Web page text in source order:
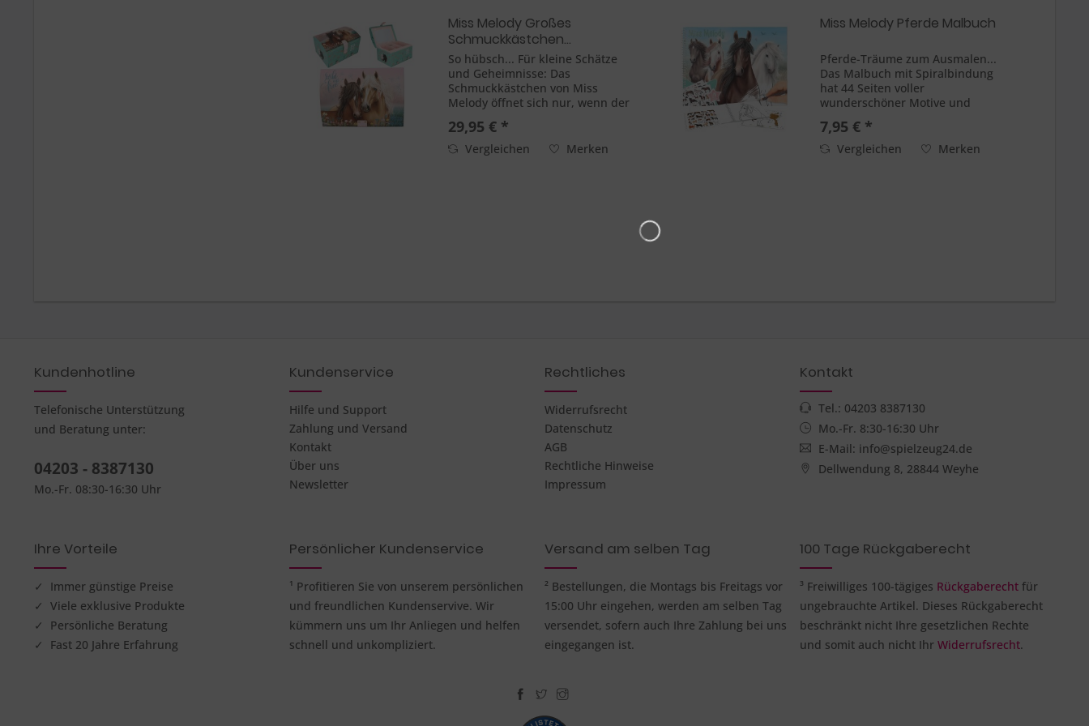
Miss Melody Großes
Schmuckkästchen...
So hübsch... Für kleine Schätze
und Geheimnisse: Das
Schmuckkästchen von Miss
Melody öffnet sich nur, wenn der
richtige vierstellige Code
(persönlich einstellbar und
änderbar) eingegeben wird. Dann
spielt auch kurz der Top-Hit
29,95 € *
Vergleichen Merken
Miss Melody Pferde Malbuch
Pferde-Träume zum Ausmalen...
Das Malbuch mit Spiralbindung
hat 44 Seiten voller
wunderschöner Motive und
interessanter Pferderassen-Facts
aus der Welt von Miss Melody.
Mit 116 ponytastischen Glitter-
Stickern zum Verschönern der...
7,95 € *
Vergleichen Merken
Kundenhotline
Telefonische Unterstützung
und Beratung unter:
04203 - 8387130
Mo.-Fr. 08:30-16:30 Uhr
Kundenservice
Hilfe und Support
Zahlung und Versand
Kontakt
Über uns
Newsletter
Rechtliches
Widerrufsrecht
Datenschutz
AGB
Rechtliche Hinweise
Impressum
Kontakt
Tel.: 04203 8387130
Mo.-Fr. 8:30-16:30 Uhr
E-Mail: info@spielzeug24.de
Dellwendung 8, 28844 Weyhe
Ihre Vorteile
✓ Immer günstige Preise
✓ Viele exklusive Produkte
✓ Persönliche Beratung
✓ Fast 20 Jahre Erfahrung
Persönlicher Kundenservice
¹ Profitieren Sie von unserem persönlichen
und freundlichen Kundenservive. Wir
kümmern uns um Ihr Anliegen und helfen
schnell und unkompliziert.
Versand am selben Tag
² Bestellungen, die Montags bis Freitags vor
15:00 Uhr eingehen, werden am selben Tag
versendet, sofern auch Ihre Zahlung bei uns
eingegangen ist.
100 Tage Rückgaberecht
³ Freiwilliges 100-tägiges Rückgaberecht für
ungebrauchte Artikel. Dieses Rückgaberecht
beschränkt nicht Ihre gesetzlichen Rechte
und somit auch nicht Ihr Widerrufsrecht.